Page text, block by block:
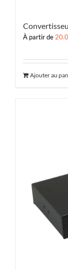
À partir de
Ajouter au